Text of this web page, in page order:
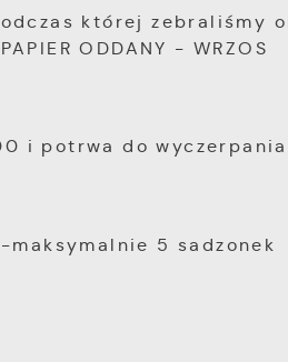
której zebraliśmy
ODDANY - WRZOS
i potrwa do wyczerpania
maksymalnie 5 sadzonek